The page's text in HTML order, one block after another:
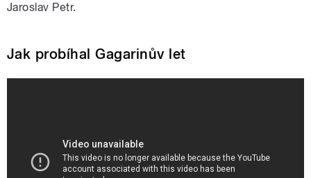
Jaroslav Petr.
Jak probíhal Gagarinův let